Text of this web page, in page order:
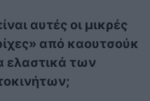
αυτές οι μικρές
από καουτσούκ
ελαστικά των